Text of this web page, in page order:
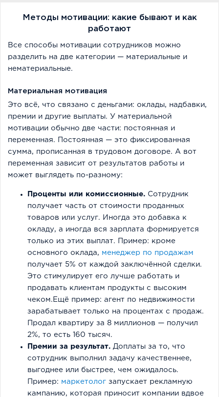
Методы мотивации: какие бывают и как
работают
Все способы мотивации сотрудников можно
разделить на две категории — материальные и
нематериальные.
Материальная мотивация
Это всё, что связано с деньгами: оклады, надбавки,
премии и другие выплаты. У материальной
мотивации обычно две части: постоянная и
переменная. Постоянная — это фиксированная
сумма, прописанная в трудовом договоре. А вот
переменная зависит от результатов работы и
может выглядеть по-разному:
Проценты или комиссионные. Сотрудник
получает часть от стоимости проданных
товаров или услуг. Иногда это добавка к
окладу, а иногда вся зарплата формируется
только из этих выплат. Пример: кроме
основного оклада, менеджер по продажам
получает 5% от каждой заключённой сделки.
Это стимулирует его лучше работать и
продавать клиентам продукты с высоким
чеком.Ещё пример: агент по недвижимости
зарабатывает только на процентах с продаж.
Продал квартиру за 8 миллионов — получил
2%, то есть 160 тысяч.
Премии за результат. Доплаты за то, что
сотрудник выполнил задачу качественнее,
выгоднее или быстрее, чем ожидалось.
Пример: маркетолог запускает рекламную
кампанию, которая приносит компании вдвое